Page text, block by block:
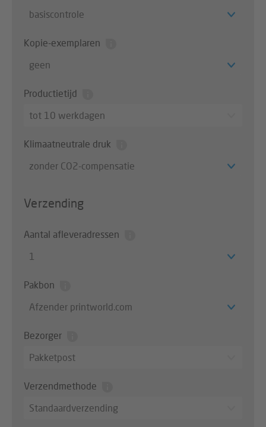
basiscontrole
Kopie-exemplaren
geen
Productietijd
tot 10 werkdagen
Klimaatneutrale druk
zonder CO2-compensatie
Verzending
Aantal afleveradressen
1
Pakbon
Afzender printworld.com
Bezorger
Pakketpost
Verzendmethode
Standaardverzending